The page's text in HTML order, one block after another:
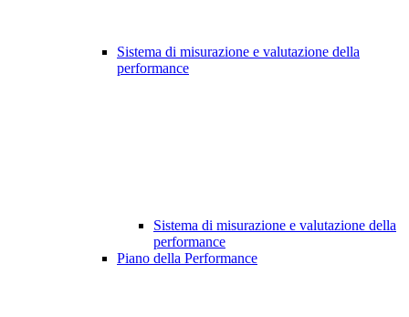
Sistema di misurazione e valutazione della
performance
Sistema di misurazione e valutazione della
performance
Piano della Performance